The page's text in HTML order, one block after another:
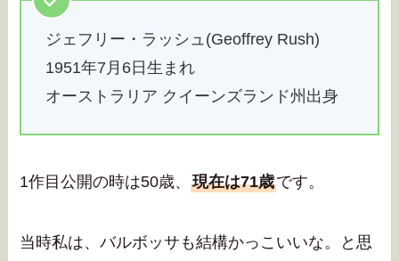
ジェフリー・ラッシュ(Geoffrey Rush)
1951年7月6日生まれ
オーストラリア クイーンズランド州出身
1作目公開の時は50歳、現在は71歳です。
当時私は、バルボッサも結構かっこいいな。と思